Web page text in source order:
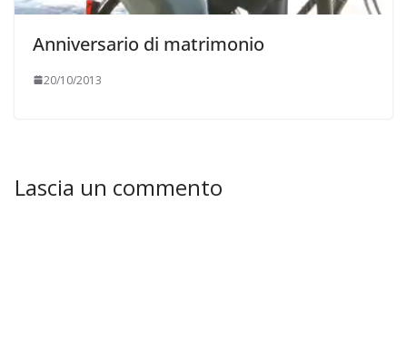
Anniversario di matrimonio
20/10/2013
Lascia un commento